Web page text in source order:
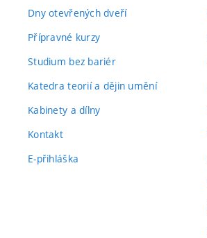
Dny otevřených dveří
Přípravné kurzy
Studium bez bariér
Katedra teorií a dějin umění
Kabinety a dílny
Kontakt
E-přihláška